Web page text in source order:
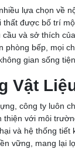
lựa chọn về
thất được bố trí
và sở thích
phòng bếp, mọi
gian sống
Vật
công ty luôn
thiện với môi
và hệ thống tiết
vững, mang lại